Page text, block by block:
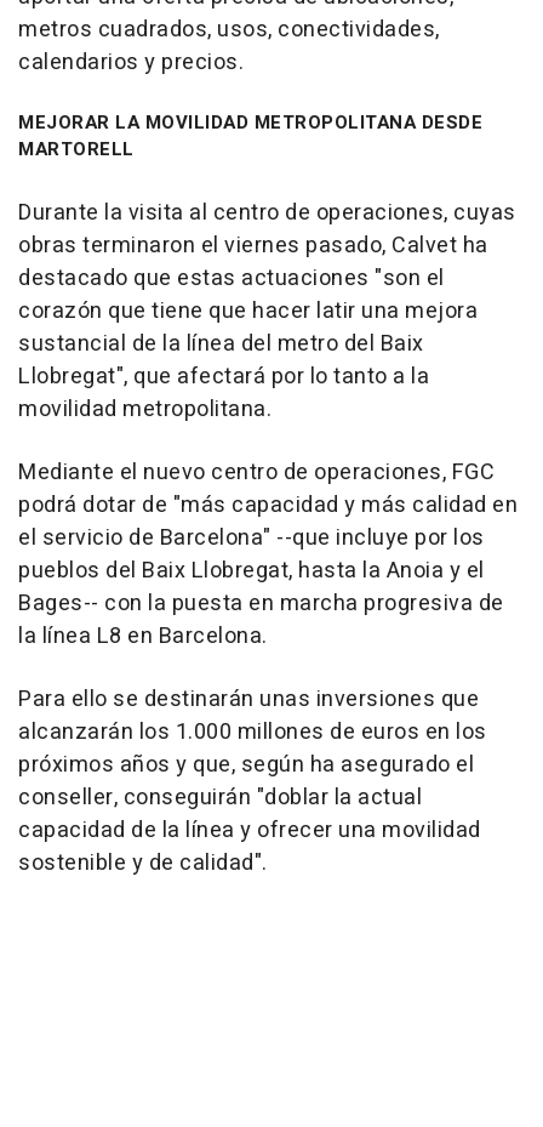
metros cuadrados, usos, conectividades,
calendarios y precios.
MEJORAR LA MOVILIDAD METROPOLITANA DESDE
MARTORELL
Durante la visita al centro de operaciones, cuyas
obras terminaron el viernes pasado, Calvet ha
destacado que estas actuaciones "son el
corazón que tiene que hacer latir una mejora
sustancial de la línea del metro del Baix
Llobregat", que afectará por lo tanto a la
movilidad metropolitana.
Mediante el nuevo centro de operaciones, FGC
podrá dotar de "más capacidad y más calidad en
el servicio de Barcelona" --que incluye por los
pueblos del Baix Llobregat, hasta la Anoia y el
Bages-- con la puesta en marcha progresiva de
la línea L8 en Barcelona.
Para ello se destinarán unas inversiones que
alcanzarán los 1.000 millones de euros en los
próximos años y que, según ha asegurado el
conseller, conseguirán "doblar la actual
capacidad de la línea y ofrecer una movilidad
sostenible y de calidad".